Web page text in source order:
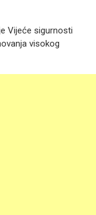
Vijeće sigurnosti
visokog